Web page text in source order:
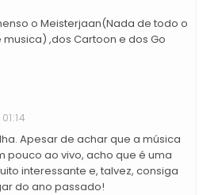
o Meisterjaan(Nada de todo o
,dos Cartoon e dos Go
01:14
Apesar de achar que a música
pouco ao vivo, acho que é uma
interessante e, talvez, consiga
do ano passado!